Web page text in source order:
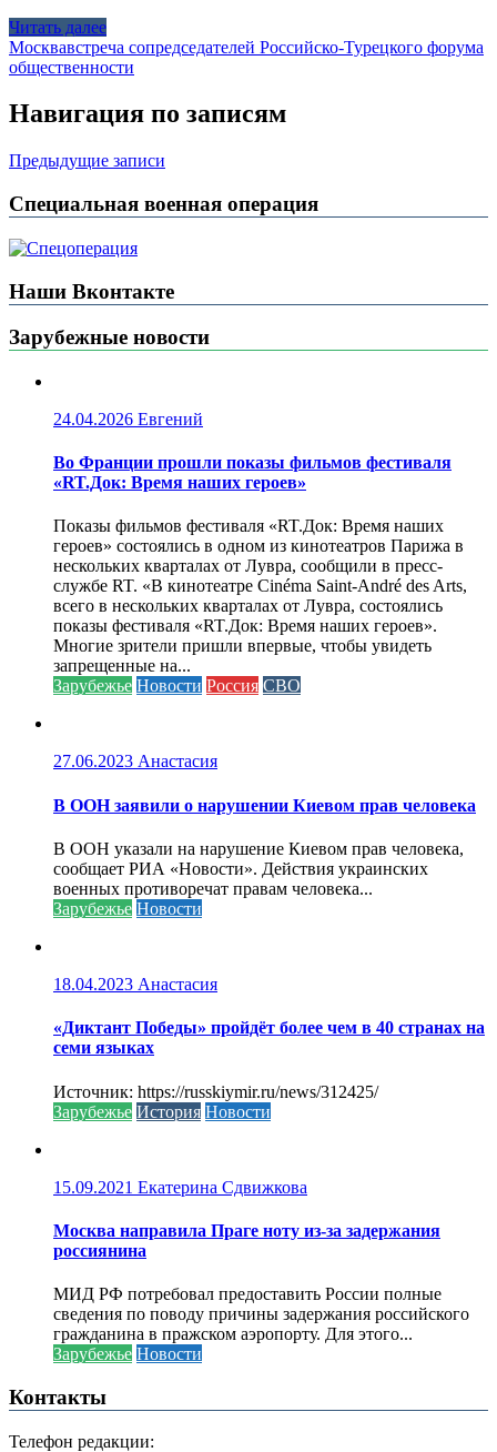
Читать далее
Москвавстреча сопредседателей Российско-Турецкого форума
общественности
Навигация по записям
Предыдущие записи
Специальная военная операция
Наши Вконтакте
Зарубежные новости
24.04.2026 Евгений
Во Франции прошли показы фильмов фестиваля
«RT.Док: Время наших героев»
Показы фильмов фестиваля «RT.Док: Время наших
героев» состоялись в одном из кинотеатров Парижа в
нескольких кварталах от Лувра, сообщили в пресс-
службе RT. «В кинотеатре Cinéma Saint-André des Arts,
всего в нескольких кварталах от Лувра, состоялись
показы фестиваля «RT.Док: Время наших героев».
Многие зрители пришли впервые, чтобы увидеть
запрещенные на...
Зарубежье Новости Россия СВО
27.06.2023 Анастасия
В ООН заявили о нарушении Киевом прав человека
В ООН указали на нарушение Киевом прав человека,
сообщает РИА «Новости». Действия украинских
военных противоречат правам человека...
Зарубежье Новости
18.04.2023 Анастасия
«Диктант Победы» пройдёт более чем в 40 странах на
семи языках
Источник: https://russkiymir.ru/news/312425/
Зарубежье История Новости
15.09.2021 Екатерина Сдвижкова
Москва направила Праге ноту из-за задержания
россиянина
МИД РФ потребовал предоставить России полные
сведения по поводу причины задержания российского
гражданина в пражском аэропорту. Для этого...
Зарубежье Новости
Контакты
Телефон редакции: